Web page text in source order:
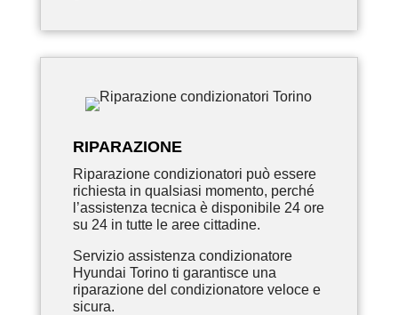
RIPARAZIONE
Riparazione condizionatori può essere
richiesta in qualsiasi momento, perché
l’assistenza tecnica è disponibile 24 ore
su 24 in tutte le aree cittadine.
Servizio assistenza condizionatore
Hyundai Torino ti garantisce una
riparazione del condizionatore veloce e
sicura.